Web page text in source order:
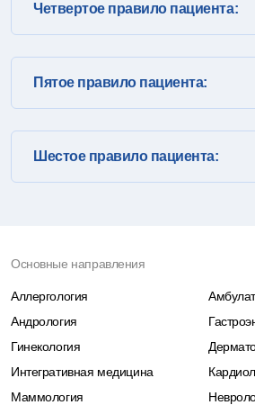
Четвертое правило пациента:
Пятое правило пациента:
Шестое правило пациента:
Основные направления
Аллергология
Андрология
Гинекология
Интегративная медицина
Маммология